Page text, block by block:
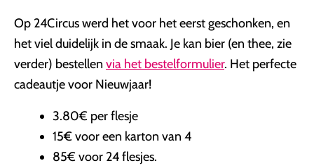
Op 24Circus werd het voor het eerst geschonken, en
het viel duidelijk in de smaak. Je kan bier (en thee, zie
verder) bestellen via het bestelformulier. Het perfecte
cadeautje voor Nieuwjaar!
3.80€ per flesje
15€ voor een karton van 4
85€ voor 24 flesjes.